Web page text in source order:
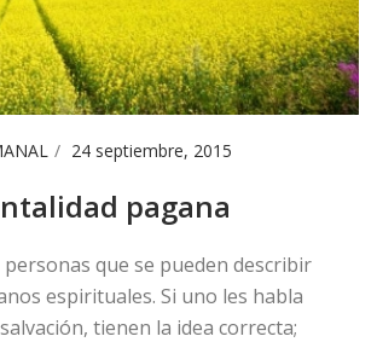
24 septiembre, 2015
pagana
personas que se pueden describir
espirituales. Si uno les habla
tienen la idea correcta;